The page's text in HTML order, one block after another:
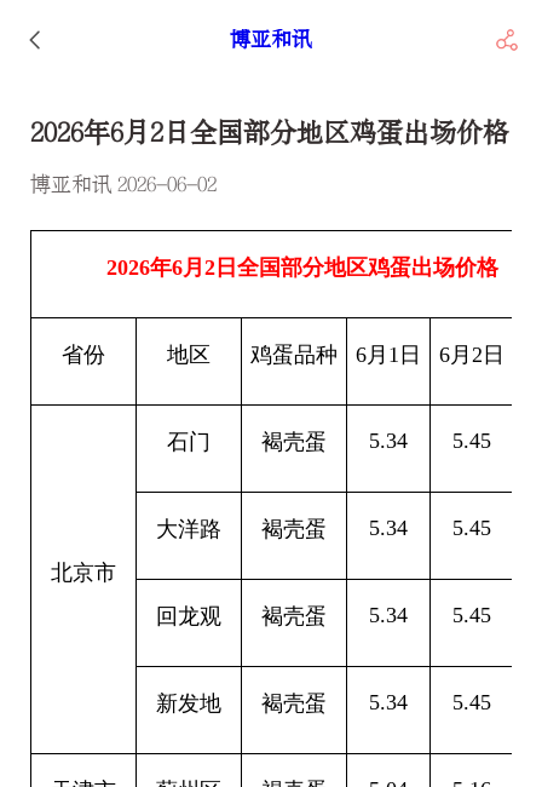
博亚和讯
2026年6月2日全国部分地区鸡蛋出场价格
博亚和讯 2026-06-02
2026年6月2日全国部分地区鸡蛋出场价格
省份 地区 鸡蛋品种 6月1日 6月2日
北京市
石门 褐壳蛋 5.34 5.45
大洋路 褐壳蛋 5.34 5.45
回龙观 褐壳蛋 5.34 5.45
新发地 褐壳蛋 5.34 5.45